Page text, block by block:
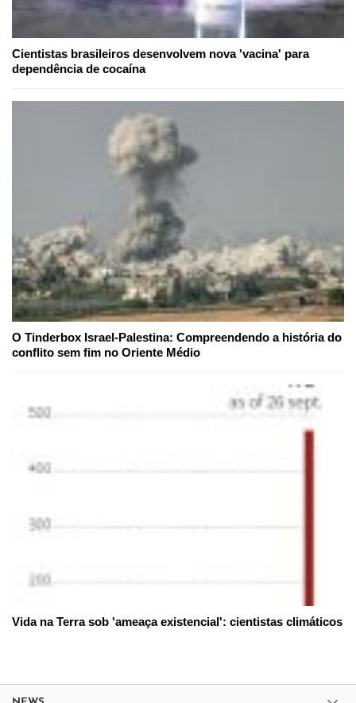
Cientistas brasileiros desenvolvem nova 'vacina' para
dependência de cocaína
O Tinderbox Israel-Palestina: Compreendendo a história do
conflito sem fim no Oriente Médio
Vida na Terra sob 'ameaça existencial': cientistas climáticos